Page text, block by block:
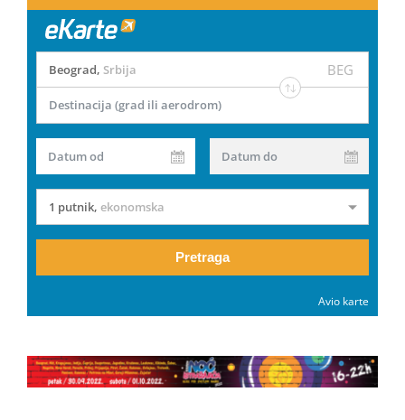
Beograd, Srbija BEG
Destinacija (grad ili aerodrom)
Datum od Datum do
1 putnik, ekonomska
Pretraga
Avio karte